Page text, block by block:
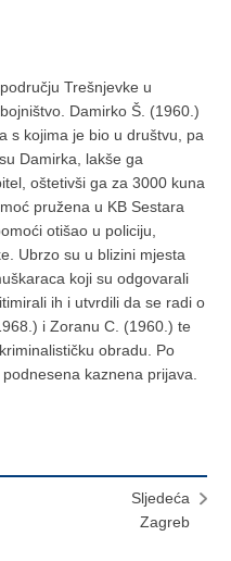
Trešnjevke u
Damirko Š. (1960.)
s kojima je bio u društvu, pa
Damirka, lakše ga
oštetivši ga za 3000 kuna
pružena u KB Sestara
otišao u policiju,
Ubrzo su u blizini mjesta
koji su odgovarali
ih i utvrdili da se radi o
i Zoranu C. (1960.) te
obradu. Po
kaznena prijava.
Sljedeća
Zagreb